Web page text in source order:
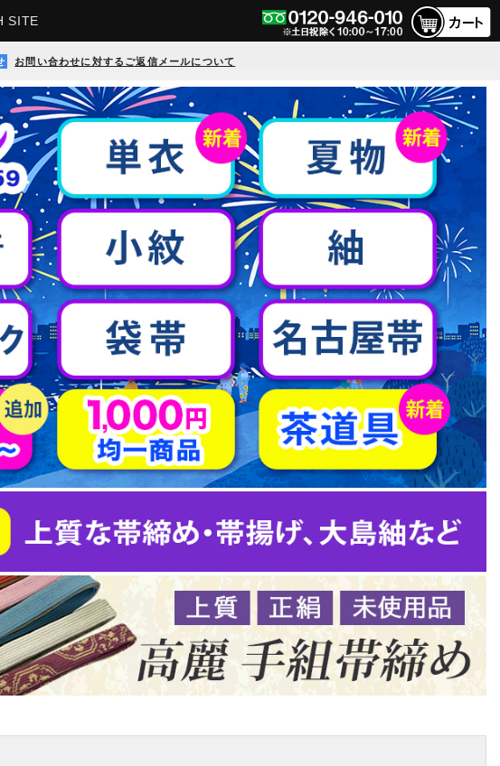
SITE
お問い合わせに対するご返信メールについて